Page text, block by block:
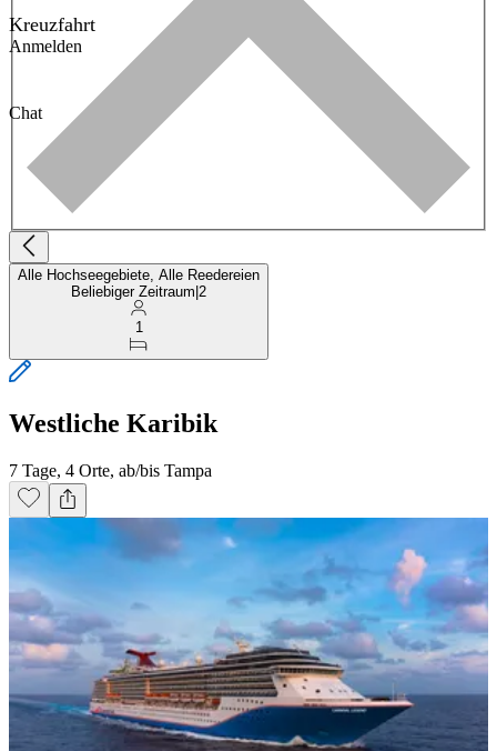
Kreuzfahrt
Anmelden
Chat
Alle Hochseegebiete, Alle Reedereien
Beliebiger Zeitraum 2
1
Westliche Karibik
7 Tage, 4 Orte, ab/bis Tampa